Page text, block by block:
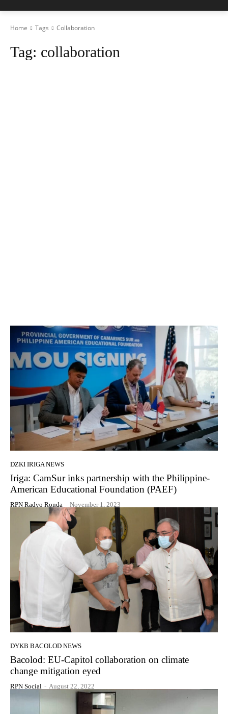
Home Tags Collaboration
Tag: collaboration
DZKI IRIGA NEWS
Iriga: CamSur inks partnership with the Philippine-
American Educational Foundation (PAEF)
RPN Radyo Ronda - November 1, 2023
DYKB BACOLOD NEWS
Bacolod: EU-Capitol collaboration on climate
change mitigation eyed
RPN Social - August 22, 2022